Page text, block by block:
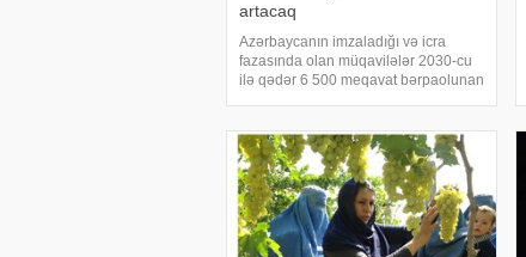
artacaq
Azərbaycanın imzaladığı və icra
fazasında olan müqavilələr 2030-cu
ilə qədər 6 500 meqavat bərpaolunan
CGTN (China Global Television
Network) telekanalın